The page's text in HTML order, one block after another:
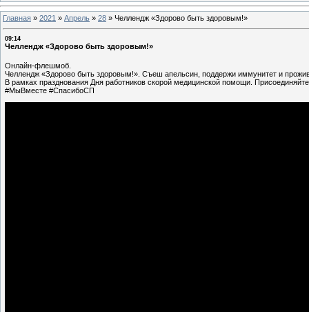
Главная » 2021 » Апрель » 28 » Челлендж «Здорово быть здоровым!»
09:14
Челлендж «Здорово быть здоровым!»
Онлайн-флешмоб.
Челлендж «Здорово быть здоровым!». Cъеш апельсин, поддержи иммунитет и
В рамках празднования Дня работников скорой медицинской помощи.
#МыВместе #СпасибоСП